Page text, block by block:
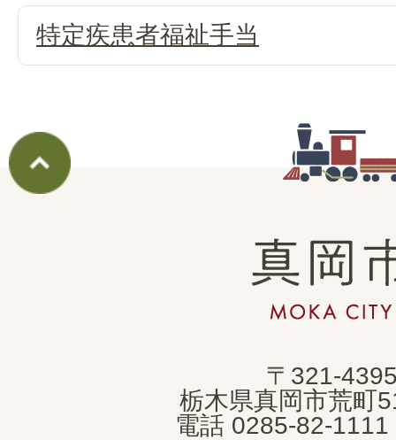
特定疾患者福祉手当
真
岡
市
CITY
〒321-
栃木県真岡市荒町
電話 0285-82-1111